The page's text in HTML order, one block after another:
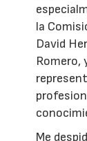
la
David
Romero,
Me